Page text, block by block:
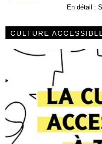
En détail :
CULTURE